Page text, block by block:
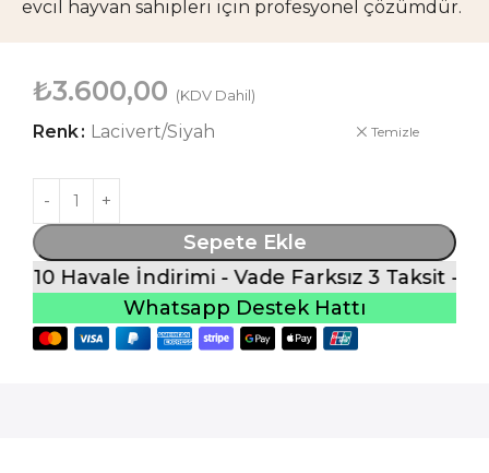
evcil hayvan sahipleri için profesyonel çözümdür.
₺3.600,00 (KDV Dahil)
Renk Lacivert/Siyah Temizle
Sepete Ekle
Havale İndirimi - Vade Farksız 3 Taksit -
Whatsapp Destek Hattı